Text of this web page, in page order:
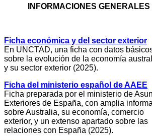
INFORMACIONES GENERALES
Ficha económica y del sector exterior
En UNCTAD, una ficha con datos
sobre la evolución de la economía
y su sector exterior (2025).
Ficha del ministerio español de AAEE
Ficha preparada por el ministerio de
Exteriores de España, con amplia
sobre Australia, su economía, comercio
exterior, y un extenso apartado sobre las
relaciones con España (2025).